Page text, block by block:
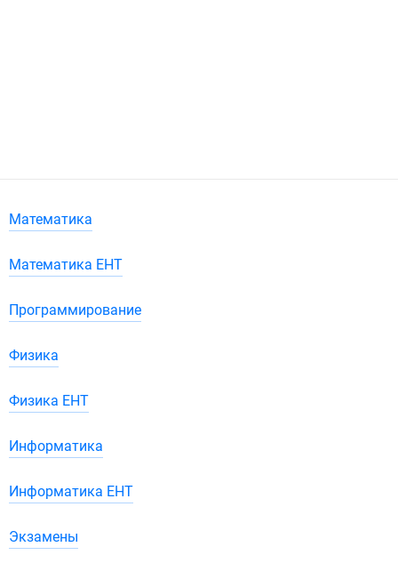
Математика
Математика ЕНТ
Программирование
Физика
Физика ЕНТ
Информатика
Информатика ЕНТ
Экзамены